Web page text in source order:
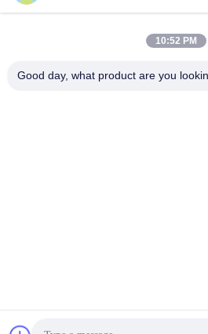
sales@ltcircuit.com
10:52 PM
Good day, what product are you